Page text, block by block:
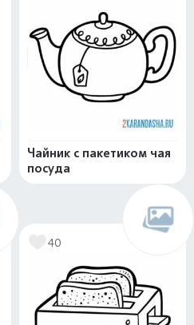
Чайник с пакетиком чая
посуда
40